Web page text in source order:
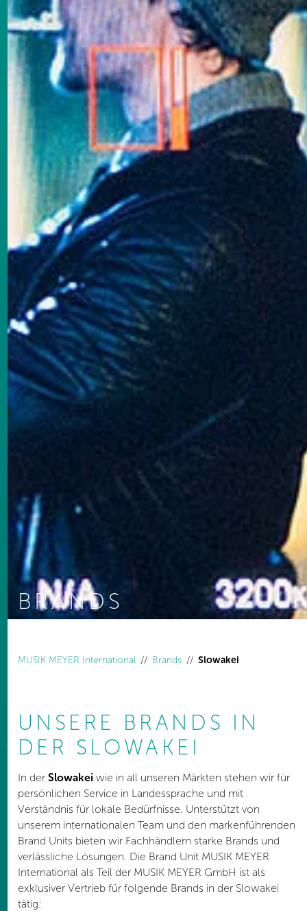
BRANDS
MUSIK MEYER International
Brands Slowakei
UNSERE BRANDS IN
DER SLOWAKEI
In der Slowakei wie in all unseren Märkten stehen wir für
persönlichen Service in Landessprache und mit
Verständnis für lokale Bedürfnisse. Unterstützt von
unserem internationalen Team und den markenführenden
Brand Units bieten wir Fachhändlern starke Brands und
verlässliche Lösungen. Die Brand Unit MUSIK MEYER
International als Teil der MUSIK MEYER GmbH ist als
exklusiver Vertrieb für folgende Brands in der Slowakei
tätig: